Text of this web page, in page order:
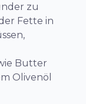
zu
Fette in
Butter
Olivenöl